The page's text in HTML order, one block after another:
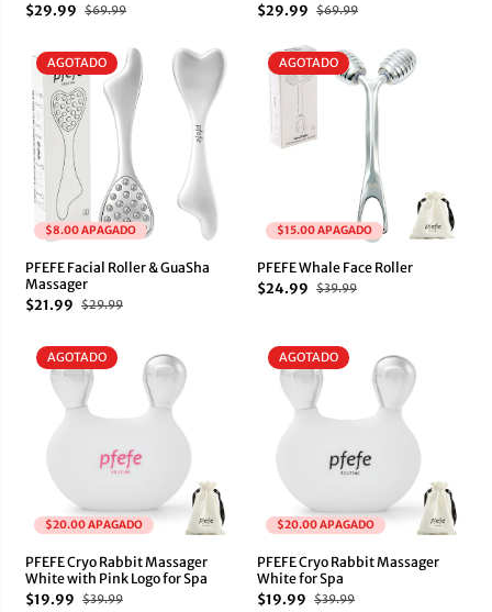
$29.99
$69.99
$29.99
$69.99
$8.00 APAGADO
AGOTADO
PFEFE Facial Roller & GuaSha
Massager
$21.99
$29.99
$15.00 APAGADO
AGOTADO
PFEFE Whale Face Roller
$24.99
$39.99
$20.00 APAGADO
AGOTADO
PFEFE Cryo Rabbit Massager
White with Pink Logo for Spa
$19.99
$39.99
$20.00 APAGADO
AGOTADO
PFEFE Cryo Rabbit Massager
White for Spa
$19.99
$39.99